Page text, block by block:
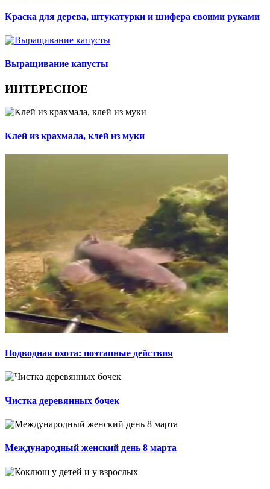
Краска для дерева, штукатурки и шифера своими руками
Выращивание капусты
ИНТЕРЕСНОЕ
Клей из крахмала, клей из муки
Подводная охота: поэтапные действия
Чистка деревянных бочек
Международный женский день 8 марта